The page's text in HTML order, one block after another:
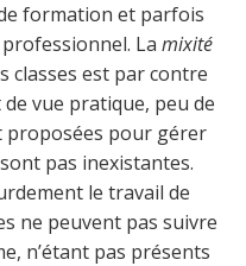
formation et parfois
professionnel. La mixité
classes est par contre
vue pratique, peu de
pour gérer
pas inexistantes.
le travail de
ne peuvent pas suivre
n’étant pas présents